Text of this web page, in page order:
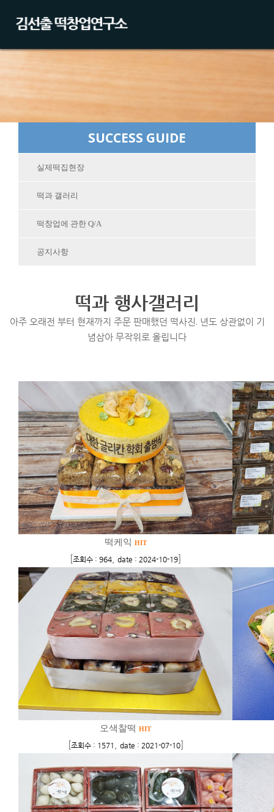
SUCCESS GUIDE
실제떡집현장
떡과 갤러리
떡창업에 관한 Q/A
공지사항
떡과 행사갤러리
아주 오래전 부터 현재까지 주문 판매했던 떡사진. 년도 상관없이 기
념삼아 무작위로 올립니다
떡케익 HIT
[조회수 : 964 date : 2024-10-19]
오색찰떡 HIT
[조회수 : 1571 date : 2021-07-10]